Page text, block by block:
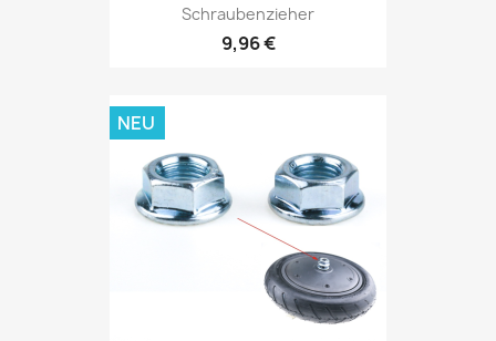
Schraubenzieher
9,96 €
NEU